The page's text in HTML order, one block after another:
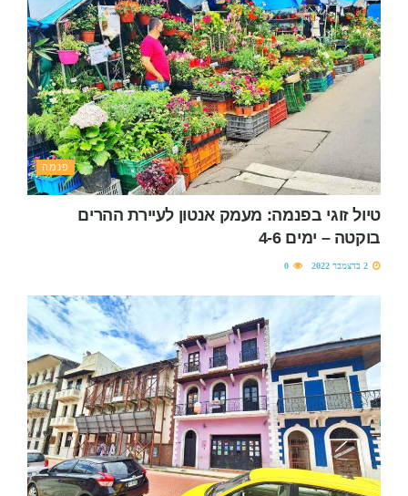
פנמה
טיול זוגי בפנמה: מעמק אנטון לעיירת ההרים
בוקטה – ימים 4-6